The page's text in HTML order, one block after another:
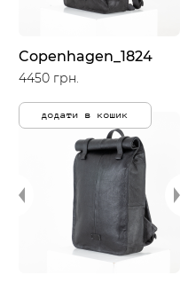
Copenhagen_1824
4450 грн.
додати в кошик